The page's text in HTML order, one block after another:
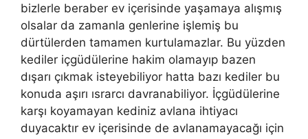
bizlerle beraber ev içerisinde yaşamaya alışmış
olsalar da zamanla genlerine işlemiş bu
dürtülerden tamamen kurtulamazlar. Bu yüzden
kediler içgüdülerine hakim olamayıp bazen
dışarı çıkmak isteyebiliyor hatta bazı kediler bu
konuda aşırı ısrarcı davranabiliyor. İçgüdülerine
karşı koyamayan kediniz avlana ihtiyacı
duyacaktır ev içerisinde de avlanamayacağı için